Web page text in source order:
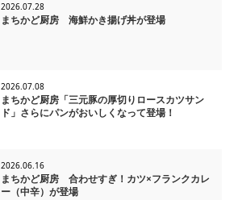
2026.07.28
まちかど厨房 海鮮かき揚げ丼が登場
2026.07.08
まちかど厨房「三元豚の厚切りロースカツサン
ド」さらにパンがおいしくなって登場！
2026.06.16
まちかど厨房 合わせすぎ！カツ×フランクカレ
ー（中辛）が登場